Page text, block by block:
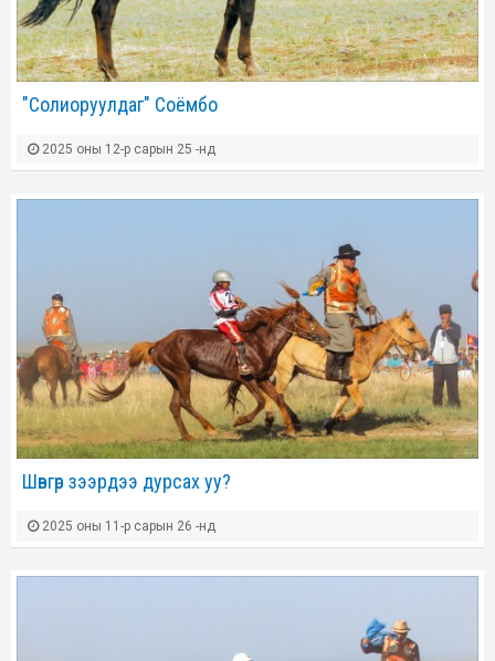
"Солиоруулдаг" Соёмбо
2025 оны 12-р сарын 25 -нд
Шөвгөр зээрдээ дурсах уу?
2025 оны 11-р сарын 26 -нд